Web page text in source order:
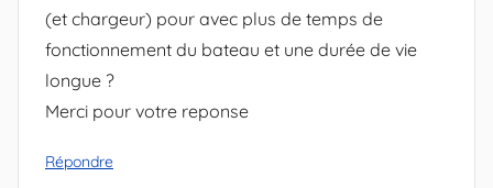
(et chargeur) pour avec plus de temps de
fonctionnement du bateau et une durée de vie
longue ?
Merci pour votre reponse
Répondre